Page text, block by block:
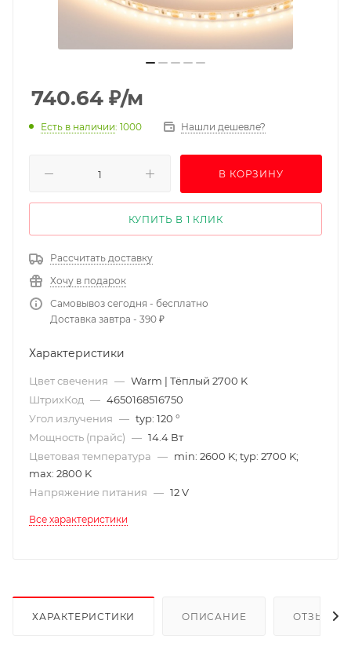
740.64 ₽/м
Есть в наличии: 1000 Нашли дешевле?
В КОРЗИНУ
КУПИТЬ В 1 КЛИК
Рассчитать доставку
Хочу в подарок
Самовывоз сегодня - бесплатно
Доставка завтра - 390 ₽
Характеристики
Цвет свечения — Warm | Тёплый 2700 K
ШтрихКод — 4650168516750
Угол излучения — typ: 120 °
Мощность (прайс) — 14.4 Вт
Цветовая температура — min: 2600 K; typ: 2700 K;
max: 2800 K
Напряжение питания — 12 V
Все характеристики
ХАРАКТЕРИСТИКИ ОПИСАНИЕ ОТЗЫВЫ